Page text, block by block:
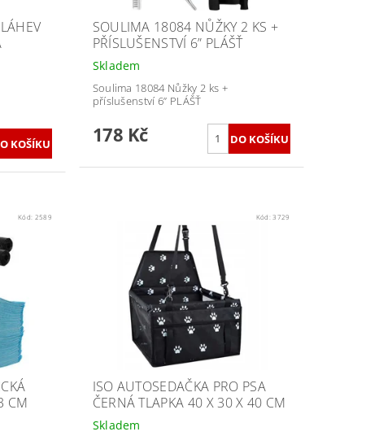
SOULIMA 18084 NŮŽKY 2 KS +
PŘÍSLUŠENSTVÍ 6” PLÁŠŤ
Skladem
Soulima 18084 Nůžky 2 ks +
příslušenství 6” PLÁŠŤ
178 Kč
Kód: 2589
CM
Kód:3729
ISO AUTOSEDAČKA PRO PSA
ČERNÁ TLAPKA 40 X 30 X 40 CM
Skladem